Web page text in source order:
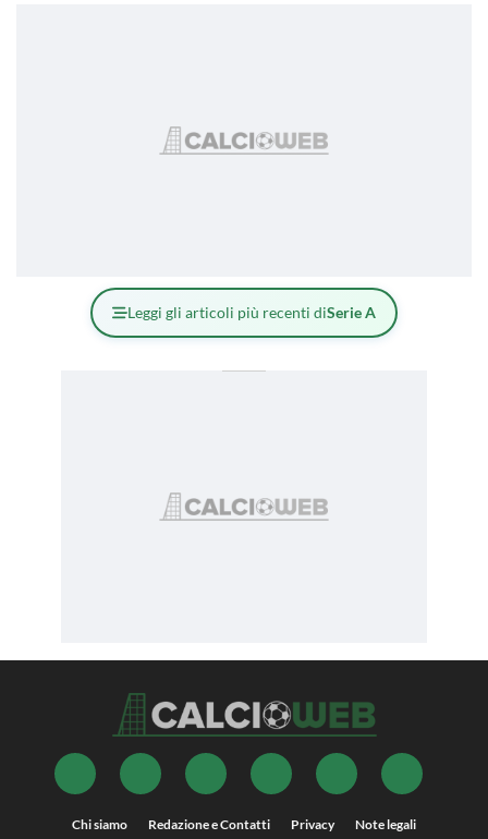
Leggi gli articoli più recenti diSerie A
Chi siamo Redazione e Contatti Privacy Note legali